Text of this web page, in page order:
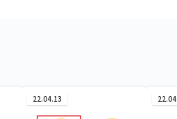
22.04.13